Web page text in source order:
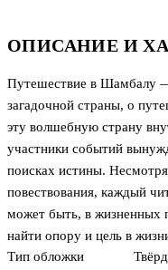
ОПИСАНИЕ И
Путешествие в Шамбалу
загадочной страны, о
эту волшебную страну
участники событий
поисках истины.
повествования, каждый
может быть, в жизненных
найти опору и цель в
Тип обложки